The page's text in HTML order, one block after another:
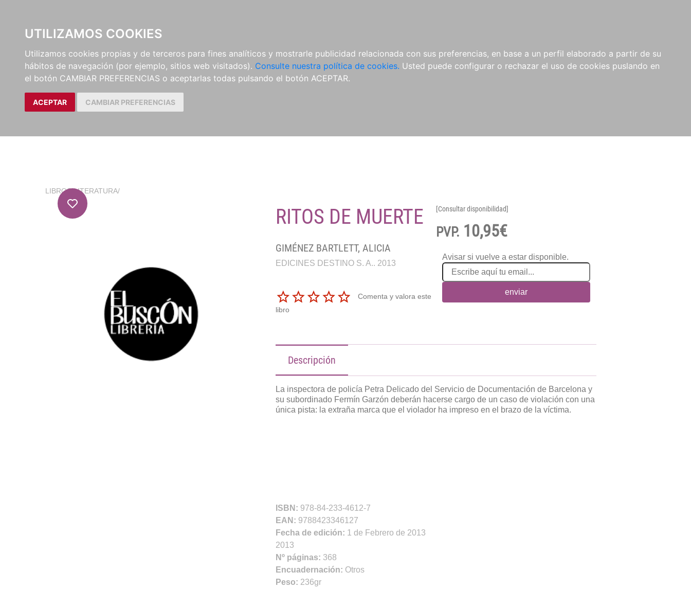
UTILIZAMOS COOKIES
Utilizamos cookies propias y de terceros para fines analíticos y mostrarle publicidad relacionada con sus preferencias, en base a un perfil elaborado a partir de su
hábitos de navegación (por ejemplo, sitios web visitados). Consulte nuestra política de cookies. Usted puede configurar o rechazar el uso de cookies puslando en
el botón CAMBIAR PREFERENCIAS o aceptarlas todas pulsando el botón ACEPTAR.
ACEPTAR CAMBIAR PREFERENCIAS
LIBROS/LITERATURA/
RITOS DE MUERTE
GIMÉNEZ BARTLETT, ALICIA
EDICINES DESTINO S. A.. 2013
Comenta y valora este
libro
[Consultar disponibilidad]
PVP. 10,95€
Avisar si vuelve a estar disponible.
enviar
Descripción
La inspectora de policía Petra Delicado del Servicio de Documentación de Barcelona y
su subordinado Fermín Garzón deberán hacerse cargo de un caso de violación con una
única pista: la extraña marca que el violador ha impreso en el brazo de la víctima.
ISBN: 978-84-233-4612-7
EAN: 9788423346127
Fecha de edición: 1 de Febrero de 2013
2013
Nº páginas: 368
Encuadernación: Otros
Peso: 236gr